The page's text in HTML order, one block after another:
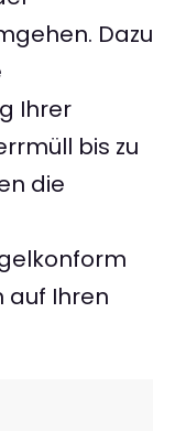
Dazu
Ihrer
bis zu
die
auf Ihren